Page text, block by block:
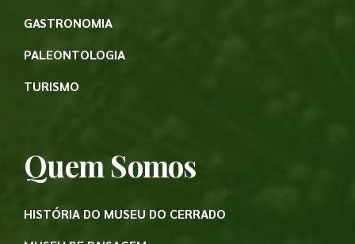
GASTRONOMIA
PALEONTOLOGIA
TURISMO
Quem Somos
HISTÓRIA DO MUSEU DO CERRADO